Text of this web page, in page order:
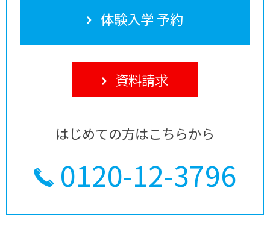
体験入学 予約
資料請求
はじめての方はこちらから
0120-12-3796